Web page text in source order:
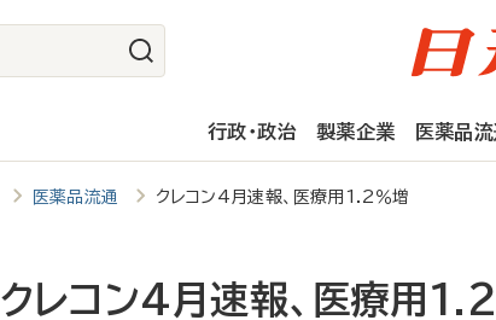
行政・政治 製薬企業 医薬品
医薬品流通 クレコン4月速報、医療用1.2％増
クレコン4月速報、医療用